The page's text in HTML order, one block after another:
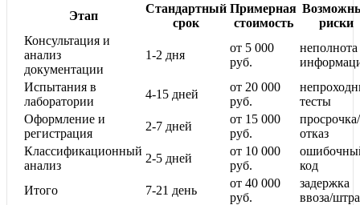
Этап
Стандартный
срок
Примерная
стоимость
риски
Консультация и
анализ
документации
1-2 дня
от 5 000
руб.
неполнота
Испытания в
лаборатории
4-15 дней
от 20 000
руб.
тесты
Оформление и
регистрация
2-7 дней
от 15 000
руб.
просрочка/
отказ
Классификационный
анализ
2-5 дней
от 10 000
руб.
код
Итого
7-21 день
от 40 000
руб.
задержка
ввоза/